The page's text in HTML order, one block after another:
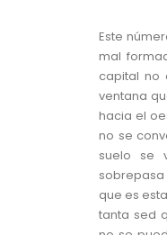
Este
mal
capital no
ventana
hacia el
no se
suelo se
que es
tanta sed